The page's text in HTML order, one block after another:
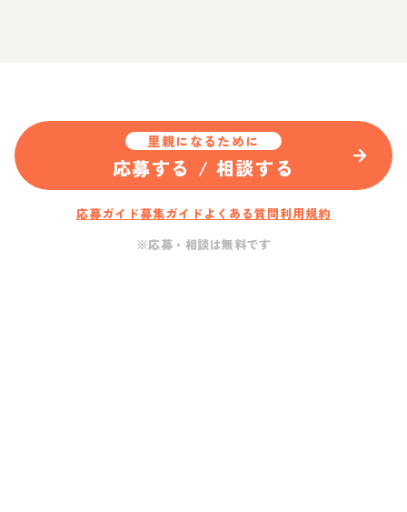
里親になるために
応募する / 相談する
応募ガイド募集ガイド よくある質問利用規約
※応募・相談は無料です